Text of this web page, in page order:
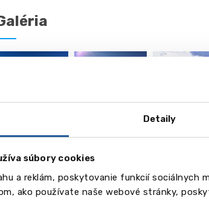
Detaily
súbory cookies
a reklám, poskytovanie funkcií sociálnych
ako používate naše webové stránky,
29